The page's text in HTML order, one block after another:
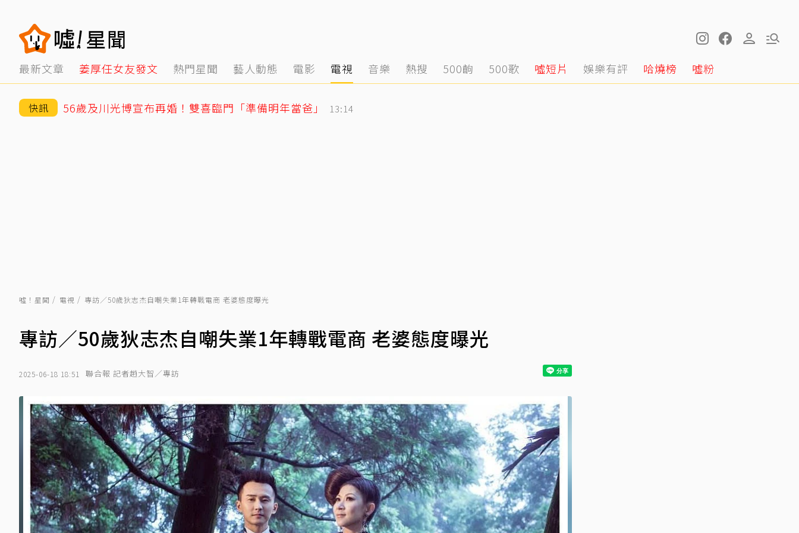
最新文章 姜厚任女友發文 熱門星聞 藝人動態 電影 電視 音樂 熱搜 500齣 500歌 噓短片 娛樂有評 哈燒榜 噓粉
快訊 56歲及川光博宣布再婚！雙喜臨門「準備明年當爸」 13:14
噓！星聞 電視 專訪／50歲狄志杰自嘲失業1年轉戰電商 老婆態度曝光
專訪／50歲狄志杰自嘲失業1年轉戰電商 老婆態度曝光
2025-06-18 18:51 聯合報 記者趙大智／專訪